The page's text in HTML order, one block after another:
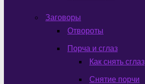
Заговоры
Отвороты
Порча и сглаз
Как снять сглаз
Снятие порчи